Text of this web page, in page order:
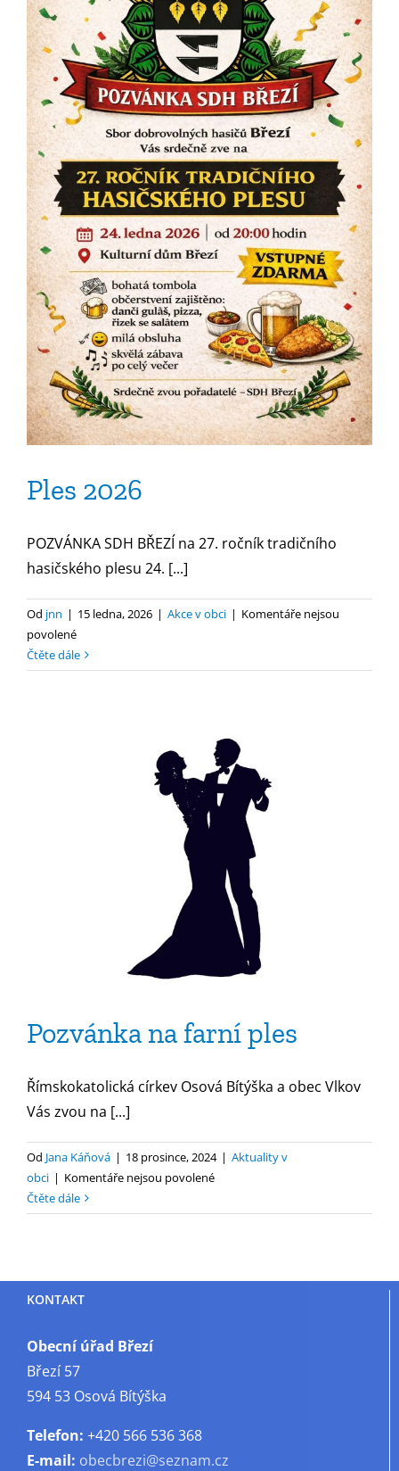
Ples 2026
POZVÁNKA SDH BŘEZÍ na 27. ročník tradičního
hasičského plesu 24. [...]
Od jnn | 15 ledna, 2026 | Akce v obci | Komentáře nejsou
povolenéu
textu
s
Čtěte dále
Pozvánka na farní ples
Římskokatolická církev Osová Bítýška a obec Vlkov
Vás zvou na [...]
Od Jana Káňová | 18 prosince, 2024 | Aktuality v
obci | Komentáře nejsou povolenéu
s
na
Čtěte dále
KONTAKT
Obecní úřad Březí
Březí 57
594 53 Osová Bítýška
Telefon: +420 566 536 368
E-mail: obecbrezi@seznam.cz